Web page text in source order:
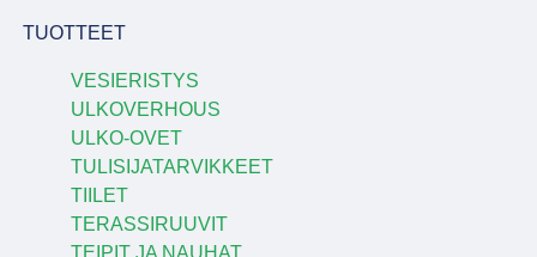
TUOTTEET
VESIERISTYS
ULKOVERHOUS
ULKO-OVET
TULISIJATARVIKKEET
TIILET
TERASSIRUUVIT
TEIPIT JA NAUHAT